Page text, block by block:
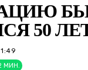
50
МИН.